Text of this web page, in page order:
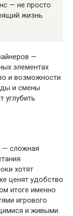
— не просто
жизнь
—
элементах
и возможности
и смены
углубить
— сложная
хотят
ценят удобство
итоге именно
игрового
и живыми.